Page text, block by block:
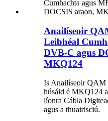
Anailíseoir
Leibhéal
DVB-C agus
MKQ124
Is Anailíseoir QAM
húsáid é MKQ124
líonra Cábla
agus a thuairisciú.